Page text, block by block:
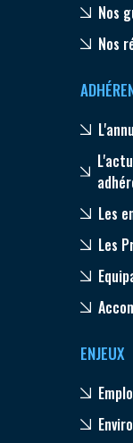
Nos
Nos
Les
Les
ENJEUX